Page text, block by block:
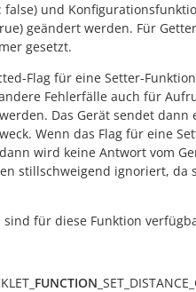
false) und
) geändert werden. Für
gesetzt.
Flag für eine Setter-
Fehlerfälle auch für
Das Gerät sendet dann
Wenn das Flag für eine
wird keine Antwort vom
stillschweigend ignoriert, da
sind für diese Funktion
FUNCTION